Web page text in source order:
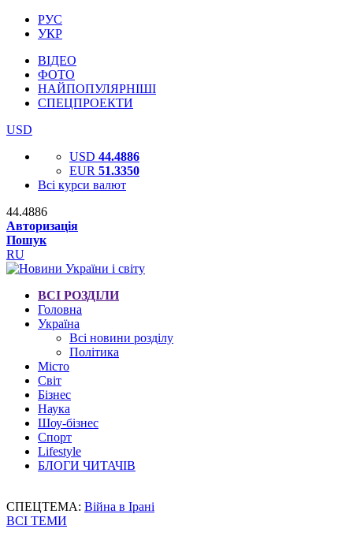
РУС
УКР
ВІДЕО
ФОТО
НАЙПОПУЛЯРНІШІ
СПЕЦПРОЕКТИ
USD
USD 44.4886
EUR 51.3350
Всі курси валют
44.4886
Авторизація
Пошук
RU
ВСІ РОЗДІЛИ
Головна
Україна
Всі новини розділу
Політика
Місто
Світ
Бізнес
Наука
Шоу-бізнес
Спорт
Lifestyle
БЛОГИ ЧИТАЧІВ
СПЕЦТЕМА: Війна в Ірані
ВСІ ТЕМИ